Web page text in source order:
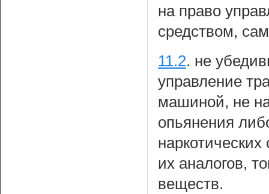
на право
средством,
11.2. не
управление
машиной, не
опьянения
их аналогов,
веществ.